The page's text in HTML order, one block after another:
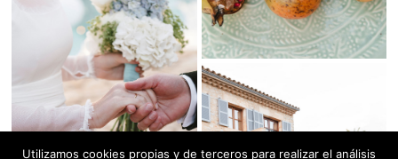
Utilizamos cookies propias y de terceros para realizar el análisis